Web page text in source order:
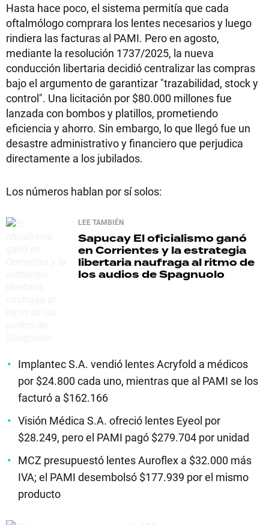
Hasta hace poco, el sistema permitía que cada
oftalmólogo comprara los lentes necesarios y luego
rindiera las facturas al PAMI. Pero en agosto,
mediante la resolución 1737/2025, la nueva
conducción libertaria decidió centralizar las compras
bajo el argumento de garantizar "trazabilidad, stock y
control". Una licitación por $80.000 millones fue
lanzada con bombos y platillos, prometiendo
eficiencia y ahorro. Sin embargo, lo que llegó fue un
desastre administrativo y financiero que perjudica
directamente a los jubilados.
Los números hablan por sí solos:
LEE TAMBIÉN
Sapucay El oficialismo ganó
en Corrientes y la estrategia
libertaria naufraga al ritmo de
los audios de Spagnuolo
Implantec S.A. vendió lentes Acryfold a médicos
por $24.800 cada uno, mientras que al PAMI se los
facturó a $162.166
Visión Médica S.A. ofreció lentes Eyeol por
$28.249, pero el PAMI pagó $279.704 por unidad
MCZ presupuestó lentes Auroflex a $32.000 más
IVA; el PAMI desembolsó $177.939 por el mismo
producto